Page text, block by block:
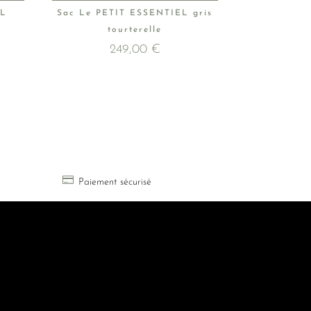
Sac Le PETIT ESSENTIEL gris
tourterelle
249,00 €
 Paiement sécurisé